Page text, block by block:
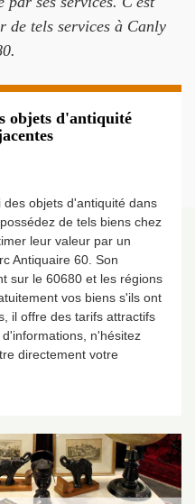
de tels services à Canly
objets d'antiquité
objets d'antiquité dans
de tels biens chez
leur valeur par un
Antiquaire 60. Son
sur le 60680 et les régions
vos biens s'ils ont
il offre des tarifs attractifs
n'hésitez
directement votre